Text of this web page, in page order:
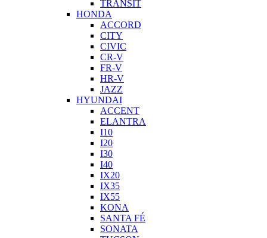
TRANSIT
HONDA
ACCORD
CITY
CIVIC
CR-V
FR-V
HR-V
JAZZ
HYUNDAI
ACCENT
ELANTRA
I10
I20
I30
I40
IX20
IX35
IX55
KONA
SANTA FÉ
SONATA